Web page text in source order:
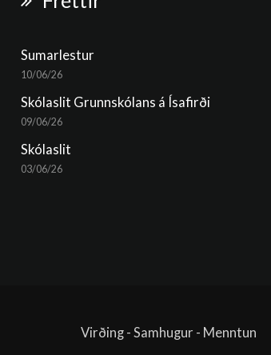
Sumarlestur
10/06/26
Skólaslit Grunnskólans á Ísafirði
09/06/26
Skólaslit
03/06/26
Virðing - Samhugur - Menntun